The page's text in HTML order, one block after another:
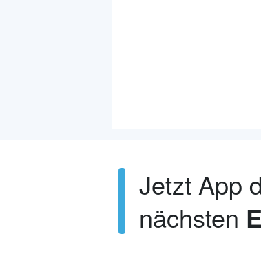
Jetzt App
nächsten